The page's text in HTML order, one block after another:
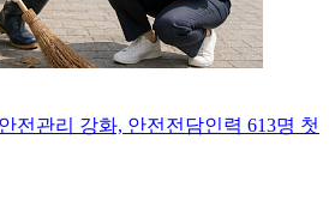
전관리 강화, 안전전담인력 613명 첫